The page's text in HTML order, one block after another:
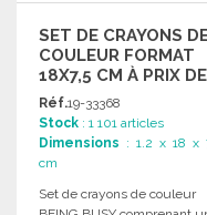
SET DE CRAYONS
COULEUR FORMAT
18X7,5 CM À PRIX DE
GROS
Réf.19-33368
Stock : 1 101 articles
Dimensions : 1.2 x 18 x
cm
Set de crayons de couleur